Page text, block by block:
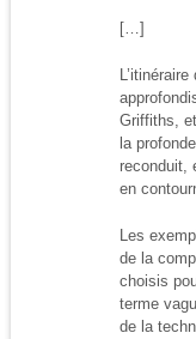
[…]
Griffiths,
la
reconduit,
en
Les
de la
choisis
terme
de la